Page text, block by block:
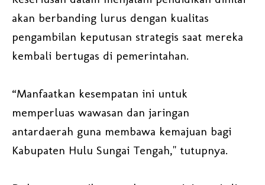
akan berbanding lurus dengan kualitas
pengambilan keputusan strategis saat mereka
kembali bertugas di pemerintahan.
“Manfaatkan kesempatan ini untuk
memperluas wawasan dan jaringan
antardaerah guna membawa kemajuan bagi
Kabupaten Hulu Sungai Tengah," tutupnya.